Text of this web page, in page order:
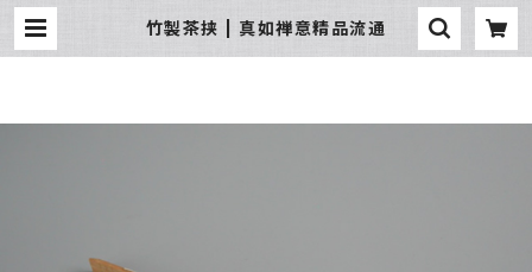
竹製茶挟 | 真如禅意精品流通